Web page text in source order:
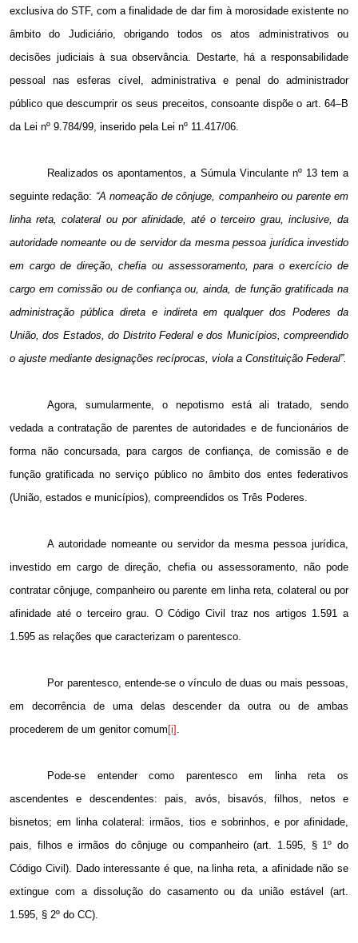
exclusiva do STF, com a finalidade de dar fim à morosidade existente no
âmbito do Judiciário, obrigando todos os atos administrativos ou
decisões judiciais à sua observância. Destarte, há a responsabilidade
pessoal nas esferas cível, administrativa e penal do administrador
público que descumprir os seus preceitos, consoante dispõe o art. 64–B
da Lei nº 9.784/99, inserido pela Lei nº 11.417/06.
Realizados os apontamentos, a Súmula Vinculante nº 13 tem a
seguinte redação: “A nomeação de cônjuge, companheiro ou parente em
linha reta, colateral ou por afinidade, até o terceiro grau, inclusive, da
autoridade nomeante ou de servidor da mesma pessoa jurídica investido
em cargo de direção, chefia ou assessoramento, para o exercício de
cargo em comissão ou de confiança ou, ainda, de função gratificada na
administração pública direta e indiretaem qualquer dos Poderes da
União, dos Estados, do Distrito Federal e dos Municípios, compreendido
o ajuste mediante designações recíprocas, viola a Constituição Federal”.
Agora, sumularmente, o nepotismo está ali tratado, sendo
vedada a contratação de parentes de autoridades e de funcionários de
forma não concursada, para cargos de confiança, de comissão e de
função gratificada no serviço público no âmbito dos entes federativos
(União, estados e municípios), compreendidos os Três Poderes.
A autoridade nomeante ou servidor da mesma pessoa jurídica,
investido em cargo de direção, chefia ou assessoramento, não pode
contratar cônjuge, companheiro ou parente em linha reta, colateral ou por
afinidade até o terceiro grau. O Código Civil traz nos artigos 1.591 a
1.595 as relações que caracterizam o parentesco.
Por parentesco, entende-se o vínculo de duas ou mais pessoas,
em decorrência de uma delas descender da outra ou de ambas
procederem de um genitor comum [i] .
Pode-se entender como parentesco em linha reta os
ascendentes e descendentes: pais, avós, bisavós, filhos, netos e
bisnetos; em linha colateral: irmãos, tios e sobrinhos, e por afinidade,
pais, filhos e irmãos do cônjuge ou companheiro (art. 1.595, § 1º do
Código Civil). Dado interessante é que, na linha reta, a afinidade não se
extingue com a dissolução do casamento ou da união estável (art.
1.595, § 2º do CC).